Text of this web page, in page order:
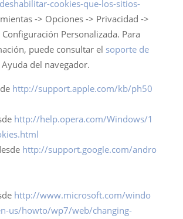
cookies-que-los-sitios-
-> Opciones -> Privacidad ->
Personalizada. Para
puede consultar el soporte de
Ayuda del navegador.
http://support.apple.com/kb/ph50
http://help.opera.com/Windows/1
http://support.google.com/andro
http://www.microsoft.com/windo
us/howto/wp7/web/changing-